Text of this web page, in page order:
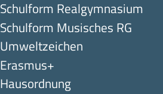
Schulform Realgymnasium
Schulform Musisches RG
Umweltzeichen
Erasmus+
Hausordnung